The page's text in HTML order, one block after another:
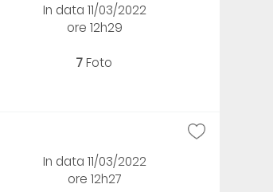
In data 11/03/2022
ore 12h29
7 Foto
In data 11/03/2022
ore 12h27